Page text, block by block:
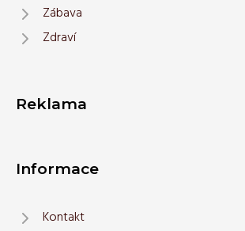
Zábava
Zdraví
Reklama
Informace
Kontakt